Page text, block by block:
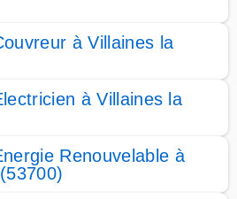
à Villaines la
à Villaines la
Renouvelable à